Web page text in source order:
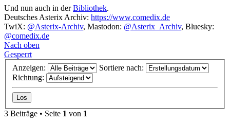
Und nun auch in derBibliothek.
Deutsches Asterix Archiv: https://www.comedix.de
TwiX: @Asterix-Archiv, Mastodon: @Asterix_Archiv, Bluesky:
@comedix.de
Nach oben
Gesperrt
Anzeigen:
Sortiere nach:
Richtung:
3 Beiträge • Seite 1 von 1